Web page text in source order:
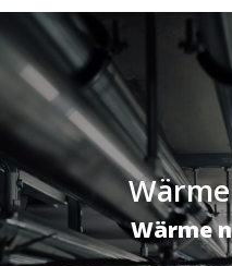
Wärme